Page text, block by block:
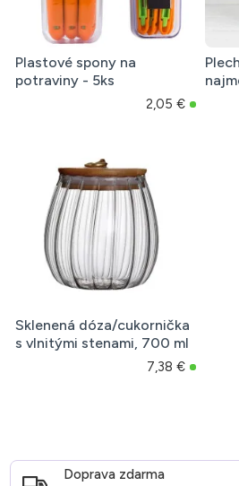
Plastové spony na
potraviny - 5ks
2,05 €
Sklenená dóza/cukornička
s vlnitými stenami, 700 ml
7,38 €
Doprava zdarma